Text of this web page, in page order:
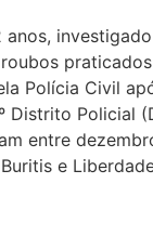
anos,
Polícia Civil
Distrito Policial
entre
e